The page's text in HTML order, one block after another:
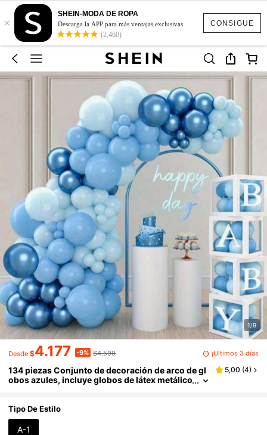
CONSIGUE
×
SHEIN-MODA DE ROPA
Descarga la APP para más ventajas exclusivas
(2,460)
1/9
Desde $4.177 -9% $4.590 ¡Últimos 3 días
134 piezas Conjunto de decoración de arco de gl
obos azules, incluye globos de látex metálico
de soltera, boda, compromiso, aniversario, grad
uación y decoración con tema oceánico
5,00 (4)
Tipo De Estilo
A-1